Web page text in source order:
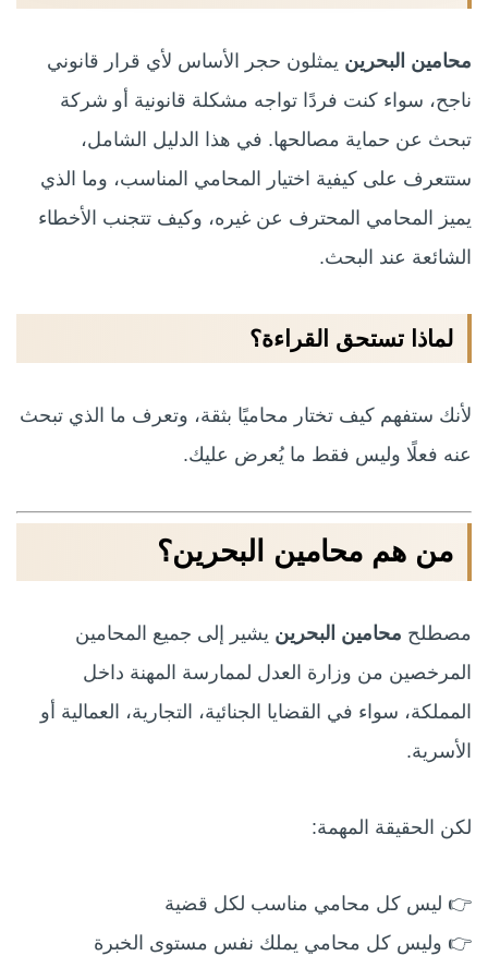
محامين البحرين يمثلون حجر الأساس لأي قرار قانوني
ناجح، سواء كنت فردًا تواجه مشكلة قانونية أو شركة
تبحث عن حماية مصالحها. في هذا الدليل الشامل،
ستتعرف على كيفية اختيار المحامي المناسب، وما الذي
يميز المحامي المحترف عن غيره، وكيف تتجنب الأخطاء
الشائعة عند البحث.
لماذا تستحق القراءة؟
لأنك ستفهم كيف تختار محاميًا بثقة، وتعرف ما الذي تبحث
عنه فعلًا وليس فقط ما يُعرض عليك.
من هم محامين البحرين؟
مصطلح محامين البحرين يشير إلى جميع المحامين
المرخصين من وزارة العدل لممارسة المهنة داخل
المملكة، سواء في القضايا الجنائية، التجارية، العمالية أو
الأسرية.
لكن الحقيقة المهمة:
👉 ليس كل محامي مناسب لكل قضية
👉 وليس كل محامي يملك نفس مستوى الخبرة